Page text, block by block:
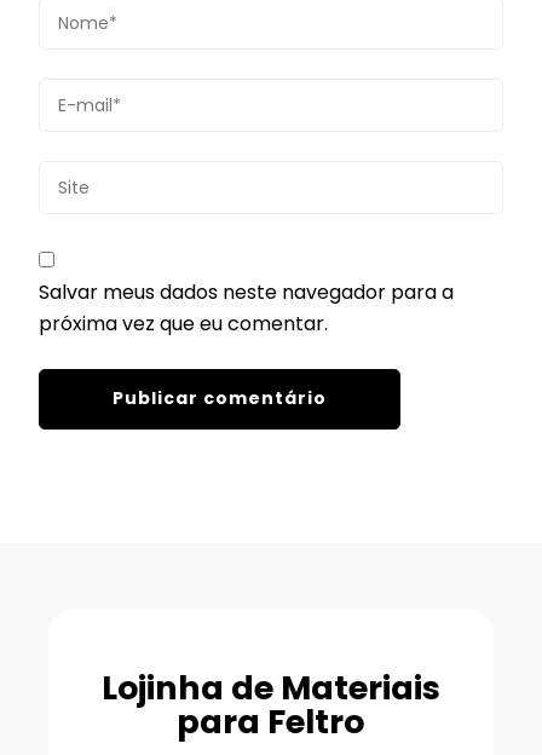
Salvar meus dados neste navegador para a
próxima vez que eu comentar.
Lojinha de Materiais
para Feltro